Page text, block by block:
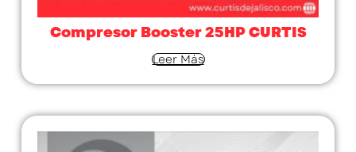
Compresor Booster 25HP CURTIS
Leer Más